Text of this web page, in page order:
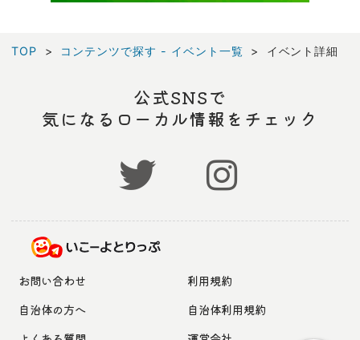
TOP コンテンツで探す - イベント一覧 イベント詳細
公式SNSで
気になるローカル情報をチェック
お問い合わせ
利用規約
自治体の方へ
自治体利用規約